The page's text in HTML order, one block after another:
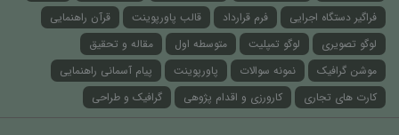
فراگیر دستگاه اجرایی
فرم قرارداد قالب پاورپوینت
قرآن راهنمایی
لوگو تصویری
لوگو تمپلیت متوسطه اول
مقاله و تحقیق
موشن گرافیک
نمونه سوالات پاورپوینت
پیام آسمانی راهنمایی
کارت های تجاری
کارورزی و اقدام پژوهی گرافیک و طراحی